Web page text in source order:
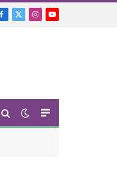
Facebook
X
Instagram
YouTube